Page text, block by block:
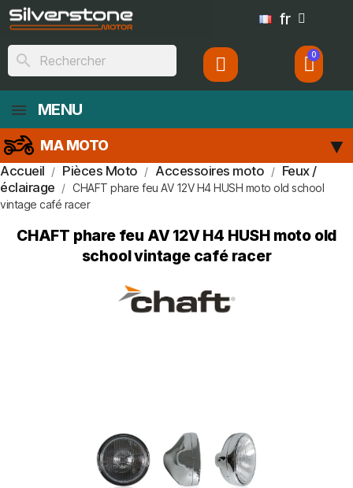
fr
search
MENU
MA MOTO
Accueil Pièces Moto Accessoires moto
Feux /
éclairage
CHAFT phare feu AV 12V H4 HUSH moto old school
vintage café racer
CHAFT phare feu AV 12V H4 HUSH moto old
school vintage café racer